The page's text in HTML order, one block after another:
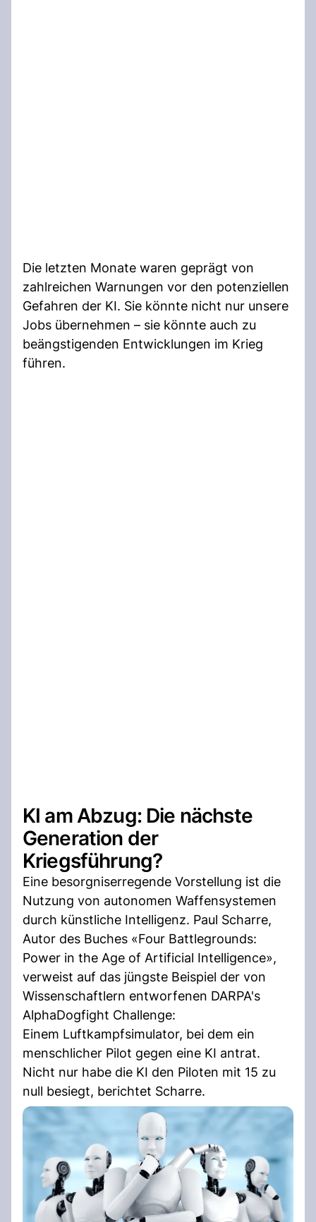
Die letzten Monate waren geprägt von
zahlreichen Warnungen vor den potenziellen
Gefahren der KI. Sie könnte nicht nur unsere
Jobs übernehmen – sie könnte auch zu
beängstigenden Entwicklungen im Krieg
führen.
KI am Abzug: Die nächste
Generation der
Kriegsführung?
Eine besorgniserregende Vorstellung ist die
Nutzung von autonomen Waffensystemen
durch künstliche Intelligenz. Paul Scharre,
Autor des Buches «Four Battlegrounds:
Power in the Age of Artificial Intelligence»,
verweist auf das jüngste Beispiel der von
Wissenschaftlern entworfenen DARPA's
AlphaDogfight Challenge:
Einem Luftkampfsimulator, bei dem ein
menschlicher Pilot gegen eine KI antrat.
Nicht nur habe die KI den Piloten mit 15 zu
null besiegt, berichtet Scharre.